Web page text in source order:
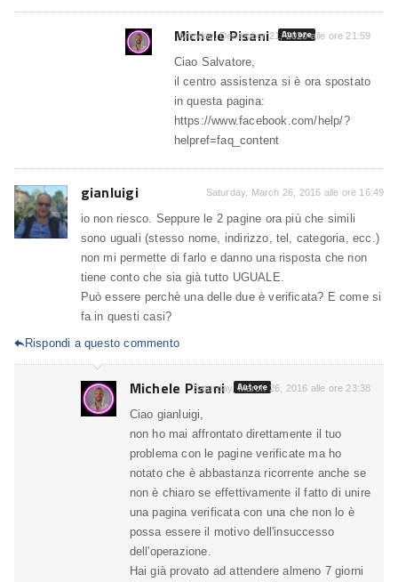
Michele Pisani Autore
Monday, December 21, 2020 alle ore 21:59
Ciao Salvatore,
il centro assistenza si è ora spostato
in questa pagina:
https://www.facebook.com/help/?
helpref=faq_content
gianluigi Saturday, March 26, 2016 alle ore 16:49
io non riesco. Seppure le 2 pagine ora più che simili
sono uguali (stesso nome, indirizzo, tel, categoria, ecc.)
non mi permette di farlo e danno una risposta che non
tiene conto che sia già tutto UGUALE.
Può essere perchè una delle due è verificata? E come si
fa in questi casi?
Rispondi a questo commento
Michele Pisani Autore
Saturday, March 26, 2016 alle ore 23:38
Ciao gianluigi,
non ho mai affrontato direttamente il tuo
problema con le pagine verificate ma ho
notato che è abbastanza ricorrente anche se
non è chiaro se effettivamente il fatto di unire
una pagina verificata con una che non lo è
possa essere il motivo dell'insuccesso
dell'operazione.
Hai già provato ad attendere almeno 7 giorni